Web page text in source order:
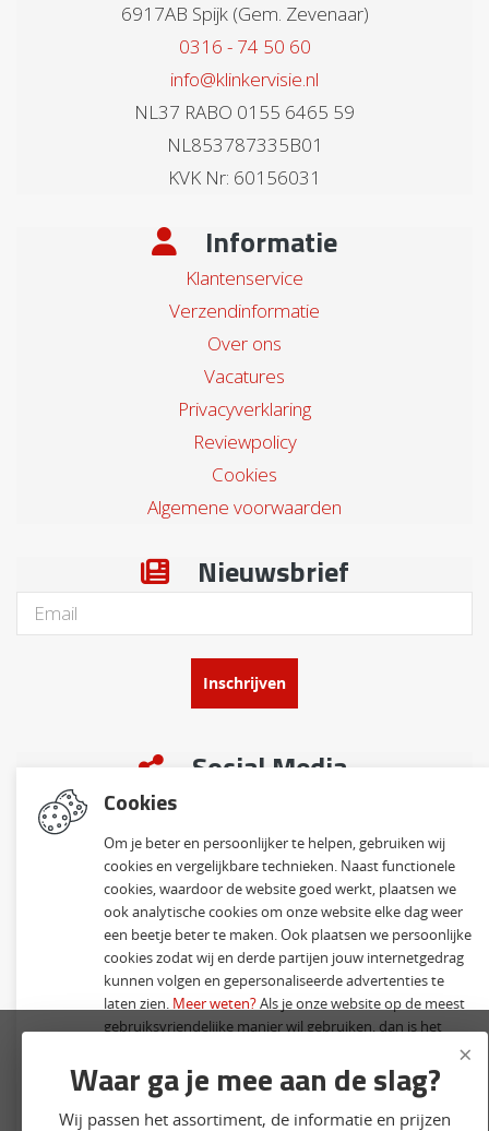
6917AB Spijk (Gem. Zevenaar)
0316 - 74 50 60
info@klinkervisie.nl
NL37 RABO 0155 6465 59
NL853787335B01
KVK Nr: 60156031
Informatie
Klantenservice
Verzendinformatie
Over ons
Vacatures
Privacyverklaring
Reviewpolicy
Cookies
Algemene voorwaarden
Nieuwsbrief
Inschrijven
Social Media
© 2026 Klinkervisie B.V. | Alle rechten voorbehouden
Website ontwikkeld door Lined en volledig geïntegreerd met Troublefree Smart Stone
software
×
Waar ga je mee aan de slag?
Wij passen het assortiment, de informatie en prijzen
Cookies
Om je beter en persoonlijker te helpen, gebruiken wij
cookies en vergelijkbare technieken. Naast functionele
cookies, waardoor de website goed werkt, plaatsen we
ook analytische cookies om onze website elke dag weer
een beetje beter te maken. Ook plaatsen we persoonlijke
cookies zodat wij en derde partijen jouw internetgedrag
kunnen volgen en gepersonaliseerde advertenties te
laten zien. Meer weten?Als je onze website op de meest
gebruiksvriendelijke manier wil gebruiken, dan is het
nodig dat je onze cookies accepteert. Indien je kiest voor
weigeren, plaatsen we alleen functionele en analytische
cookies.